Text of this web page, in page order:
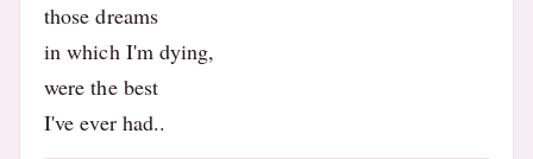
those dreams
in which I'm dying,
were the best
I've ever had..